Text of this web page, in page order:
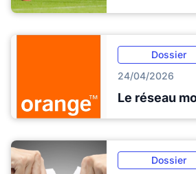
Dossier
24/04/2026
Le réseau
Dossier